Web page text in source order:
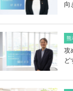
向
熊
攻
ど